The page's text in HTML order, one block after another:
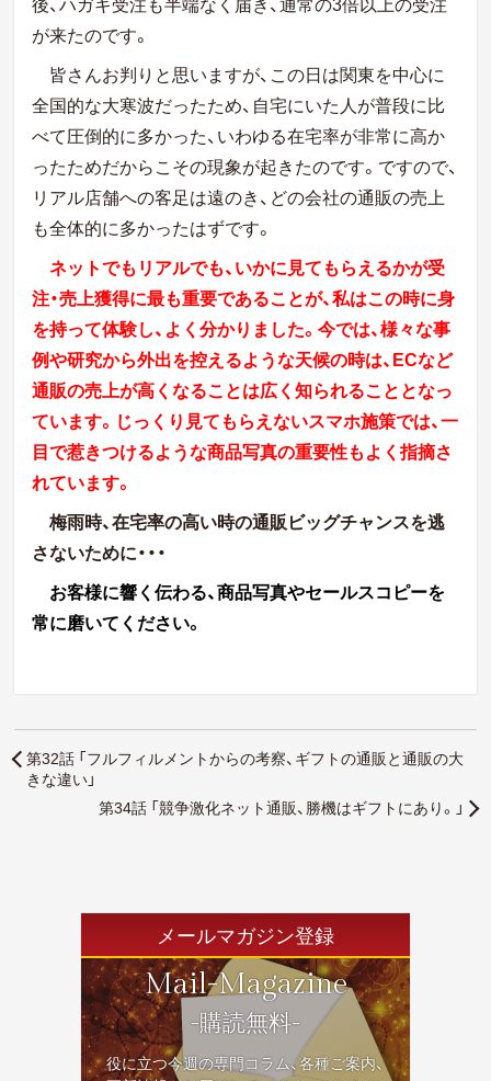
が来たのです。
皆さんお判りと思いますが、この日は関東を中心に
全国的な大寒波だったため、自宅にいた人が普段に比
べて圧倒的に多かった、いわゆる在宅率が非常に高か
ったためだからこその現象が起きたのです。ですので、
リアル店舗への客足は遠のき、どの会社の通販の売上
も全体的に多かったはずです。
ネットでもリアルでも、いかに見てもらえるかが受
注・売上獲得に最も重要であることが、私はこの時に身
を持って体験し、よく分かりました。今では、様々な事
例や研究から外出を控えるような天候の時は、ECなど
通販の売上が高くなることは広く知られることとなっ
ています。じっくり見てもらえないスマホ施策では、一
目で惹きつけるような商品写真の重要性もよく指摘さ
れています。
梅雨時、在宅率の高い時の通販ビッグチャンスを逃
さないために・・・
お客様に響く伝わる、商品写真やセールスコピーを
常に磨いてください。
第32話 「フルフィルメントからの考察、ギフトの通販と通販の大
きな違い」
第34話 「競争激化ネット通販、勝機はギフトにあり。」
メールマガジン登録
Mail-Magazine
-購読無料-
役に立つ今週の専門コラム、各種ご案内、